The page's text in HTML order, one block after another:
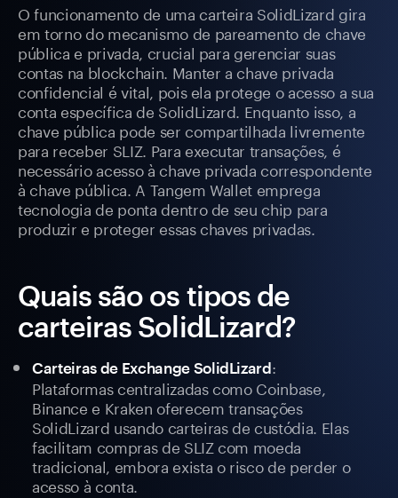
O funcionamento de uma carteira SolidLizard gira
em torno do mecanismo de pareamento de chave
pública e privada, crucial para gerenciar suas
contas na blockchain. Manter a chave privada
confidencial é vital, pois ela protege o acesso a sua
conta específica de SolidLizard. Enquanto isso, a
chave pública pode ser compartilhada livremente
para receber SLIZ. Para executar transações, é
necessário acesso à chave privada correspondente
à chave pública. A Tangem Wallet emprega
tecnologia de ponta dentro de seu chip para
produzir e proteger essas chaves privadas.
Quais são os tipos de
carteiras SolidLizard?
Carteiras de Exchange SolidLizard:
Plataformas centralizadas como Coinbase,
Binance e Kraken oferecem transações
SolidLizard usando carteiras de custódia. Elas
facilitam compras de SLIZ com moeda
tradicional, embora exista o risco de perder o
acesso à conta.